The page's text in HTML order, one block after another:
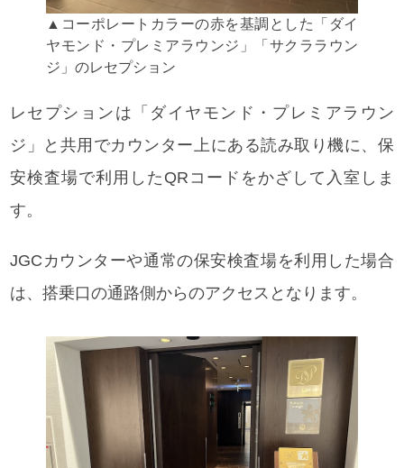
▲コーポレートカラーの赤を基調とした「ダイ
ヤモンド・プレミアラウンジ」「サクララウン
ジ」のレセプション
レセプションは「ダイヤモンド・プレミアラウン
ジ」と共用でカウンター上にある読み取り機に、保
安検査場で利用したQRコードをかざして入室しま
す。
JGCカウンターや通常の保安検査場を利用した場合
は、搭乗口の通路側からのアクセスとなります。